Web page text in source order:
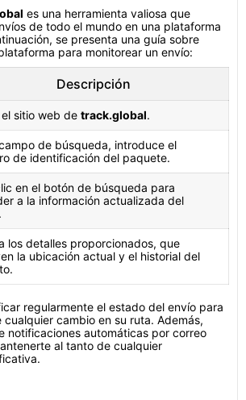
es una herramienta valiosa que
de todo el mundo en una plataforma
se presenta una guía sobre
para monitorear un envío:
Descripción
sitio web de track.global.
de búsqueda, introduce el
de identificación del paquete.
en el botón de búsqueda para
a la información actualizada del
los detalles proporcionados, que
la ubicación actual y el historial del
regularmente el estado del envío para
cambio en su ruta. Además,
notificaciones automáticas por correo
al tanto de cualquier